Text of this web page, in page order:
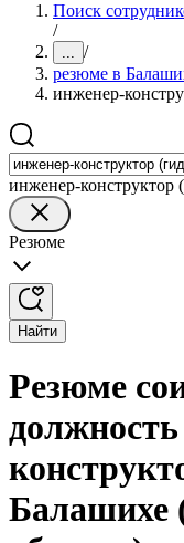
Поиск
/
... /
резюме в
инженер-
инженер-конструктор
Резюме
Найти
Резюме
Балашихе